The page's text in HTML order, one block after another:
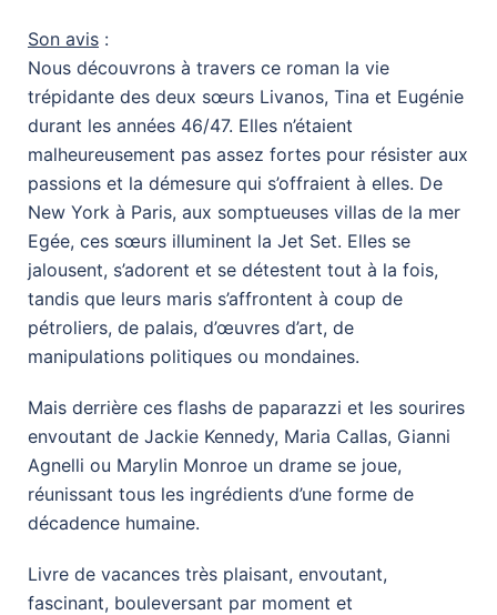
Son avis :
Nous découvrons à travers ce roman la vie
trépidante des deux sœurs Livanos, Tina et Eugénie
durant les années 46/47. Elles n’étaient
malheureusement pas assez fortes pour résister aux
passions et la démesure qui s’offraient à elles. De
New York à Paris, aux somptueuses villas de la mer
Egée, ces sœurs illuminent la Jet Set. Elles se
jalousent, s’adorent et se détestent tout à la fois,
tandis que leurs maris s’affrontent à coup de
pétroliers, de palais, d’œuvres d’art, de
manipulations politiques ou mondaines.
Mais derrière ces flashs de paparazzi et les sourires
envoutant de Jackie Kennedy, Maria Callas, Gianni
Agnelli ou Marylin Monroe un drame se joue,
réunissant tous les ingrédients d’une forme de
décadence humaine.
Livre de vacances très plaisant, envoutant,
fascinant, bouleversant par moment et